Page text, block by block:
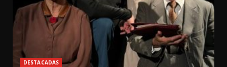
DESTACADAS